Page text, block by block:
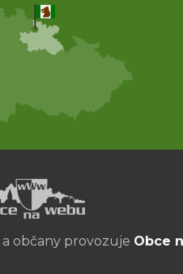
občany provozuje Obce